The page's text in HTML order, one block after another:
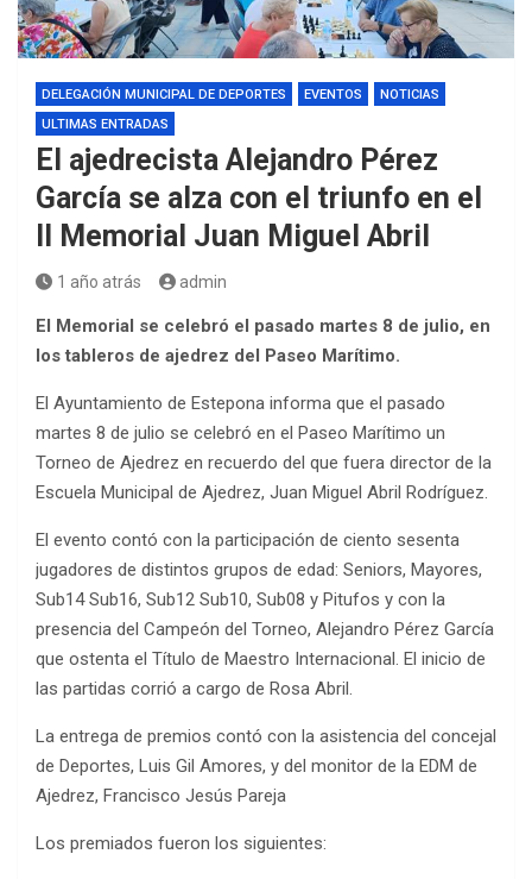
DELEGACIÓN MUNICIPAL DE DEPORTES EVENTOS
NOTICIAS
ULTIMAS ENTRADAS
El ajedrecista Alejandro Pérez
García se alza con el triunfo en el
II Memorial Juan Miguel Abril
1 año atrás admin
El Memorial se celebró el pasado martes 8 de julio, en
los tableros de ajedrez del Paseo Marítimo.
El Ayuntamiento de Estepona informa que el pasado
martes 8 de julio se celebró en el Paseo Marítimo un
Torneo de Ajedrez en recuerdo del que fuera director de la
Escuela Municipal de Ajedrez, Juan Miguel Abril Rodríguez.
El evento contó con la participación de ciento sesenta
jugadores de distintos grupos de edad: Seniors, Mayores,
Sub14 Sub16, Sub12 Sub10, Sub08 y Pitufos y con la
presencia del Campeón del Torneo, Alejandro Pérez García
que ostenta el Título de Maestro Internacional. El inicio de
las partidas corrió a cargo de Rosa Abril.
La entrega de premios contó con la asistencia del concejal
de Deportes, Luis Gil Amores, y del monitor de la EDM de
Ajedrez, Francisco Jesús Pareja
Los premiados fueron los siguientes: